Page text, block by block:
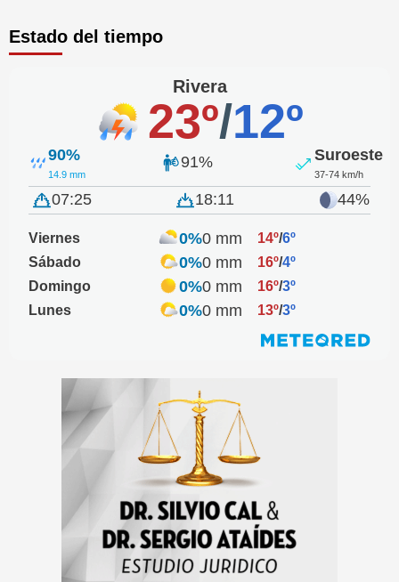
Estado del tiempo
Rivera
23º/12º
90%
14.9 mm
91% Suroeste
37-74 km/h
07:25 18:11 44%
Viernes 0%0 mm 14º/6º
Sábado
0%0 mm 16º/4º
Domingo
0%0 mm 16º/3º
Lunes
0%0 mm 13º/3º